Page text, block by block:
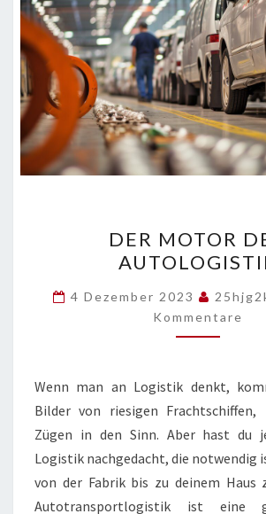
MOTOR
DER
DER MOTOR
4 Dezember 2023
Kommentare
Wenn man an Logistik denkt,
Bilder von riesigen Frachtschiffen,
Zügen in den Sinn. Aber hast du
Logistik nachgedacht, die notwendig
von der Fabrik bis zu deinem Haus
Autotransportlogistik ist eine